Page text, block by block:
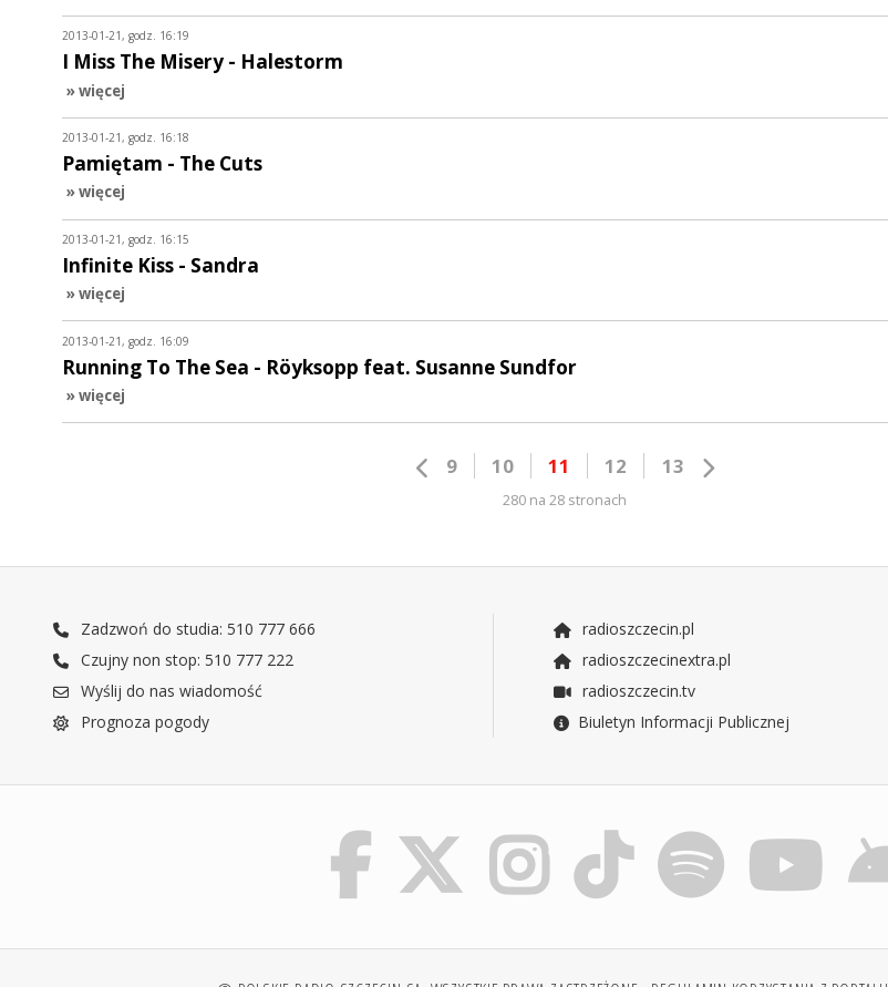
2013-01-21, godz. 16:19
I Miss The Misery - Halestorm
» więcej
2013-01-21, godz. 16:18
Pamiętam - The Cuts
» więcej
2013-01-21, godz. 16:15
Infinite Kiss - Sandra
» więcej
2013-01-21, godz. 16:09
Running To The Sea - Röyksopp feat. Susanne Sundfor
» więcej
9 10 11 12 13
280 na 28 stronach
Zadzwoń do studia: 510 777 666
Czujny non stop: 510 777 222
Wyślij do nas wiadomość
Prognoza pogody
radioszczecin.pl
radioszczecinextra.pl
radioszczecin.tv
Biuletyn Informacji Publicznej